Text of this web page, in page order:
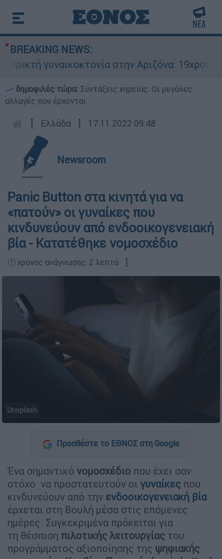
BREAKING NEWS:
γυναικοκτονία στην Αριζόνα: 19χρονη
δημοφιλές τώρα: Συντάξεις χηρείας: Οι μεγάλες
αλλαγές που έρχονται
┋ Ελλάδα ┋ 17.11.2022 09:48
Newsroom
Panic Button στα κινητά για να
«πατούν» οι γυναίκες που
κινδυνεύουν από ενδοοικογενειακή
βία - Κατατέθηκε νομοσχέδιο
🕛 χρόνος ανάγνωσης: 2 λεπτά ┋
Unsplash
Προσθέστε το ΕΘΝΟΣ στη Google
Ένα σημαντικό νομοσχέδιο που έχει σαν
στόχο να προστατευτούν οι γυναίκες που
κινδυνεύουν από την ενδοοικογενειακή βία
έρχεται στη Βουλή μέσα στις επόμενες
ημέρες. Συγκεκριμένα πρόκειται για
τη θέσπιση πιλοτικής λειτουργίας του
προγράμματος αξιοποίησης της ψηφιακής